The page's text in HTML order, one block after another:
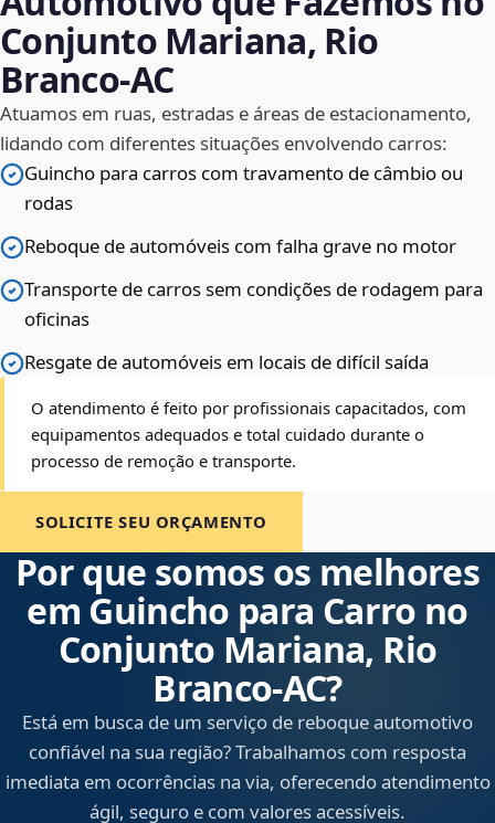
Conjunto Mariana, Rio
Branco‑AC
Atuamos em ruas, estradas e áreas de estacionamento,
lidando com diferentes situações envolvendo carros:
Guincho para carros com travamento de câmbio ou
rodas
Reboque de automóveis com falha grave no motor
Transporte de carros sem condições de rodagem para
oficinas
Resgate de automóveis em locais de difícil saída
O atendimento é feito por profissionais capacitados, com
equipamentos adequados e total cuidado durante o
processo de remoção e transporte.
SOLICITE SEU ORÇAMENTO
Por que somos os melhores
em Guincho para Carro no
Conjunto Mariana, Rio
Branco‑AC?
Está em busca de um serviço de reboque automotivo
confiável na sua região? Trabalhamos com resposta
imediata em ocorrências na via, oferecendo atendimento
ágil, seguro e com valores acessíveis.